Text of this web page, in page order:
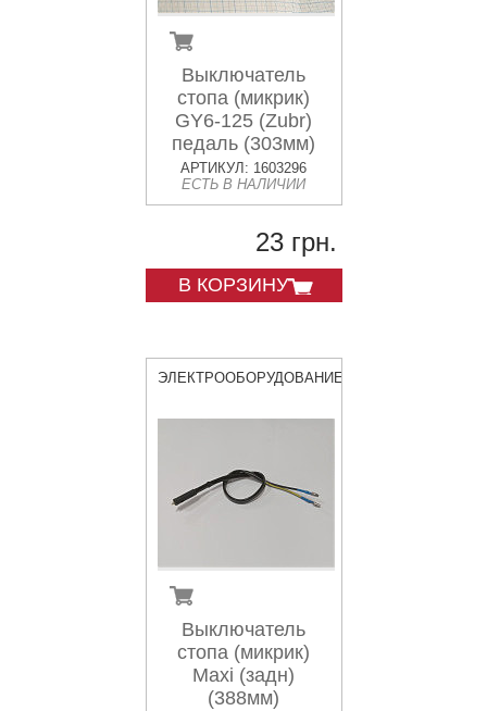
Выключатель
стопа (микрик)
GY6-125 (Zubr)
педаль (303мм)
АРТИКУЛ: 1603296
ЕСТЬ В НАЛИЧИИ
23 грн.
В КОРЗИНУ
ЭЛЕКТРООБОРУДОВАНИЕ
Выключатель
стопа (микрик)
Maxi (задн)
(388мм)